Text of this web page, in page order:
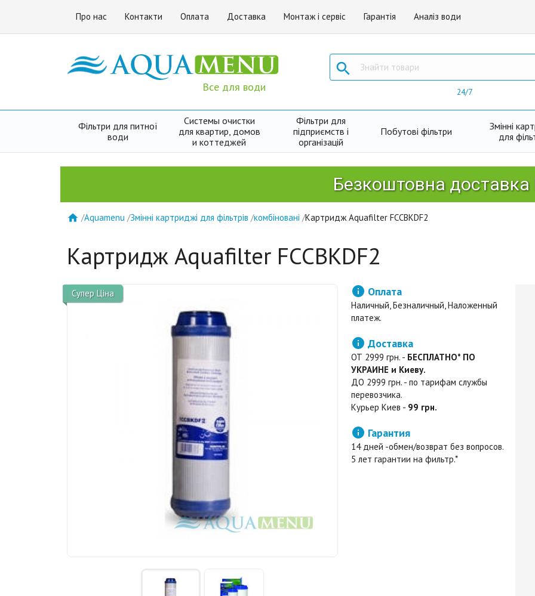
Про нас Контакти Оплата Доставка Монтаж і сервіс Гарантія Аналіз води
Все для води

24/7
Фільтри для питної
води
Системы очистки
для квартир, домов
и коттеджей
Фільтри для
підприємств і
організацій
Побутові фільтри
Змінні
для
Безкоштовна доставка
 /Aquamenu /Змінні картриджі для фільтрів /комбіновані /Картридж Aquafilter FCCBKDF2
Картридж Aquafilter FCCBKDF2
Супер Ціна  Оплата
Наличный, Безналичный, Наложенный
платеж.
 Доставка
ОТ 2999 грн. - БЕСПЛАТНО* ПО
УКРАИНЕ и Киеву.
ДО 2999 грн. - по тарифам службы
перевозчика.
Курьер Киев - 99 грн.
 Гарантия
14 дней -обмен/возврат без вопросов.
5 лет гарантии на фильтр.*